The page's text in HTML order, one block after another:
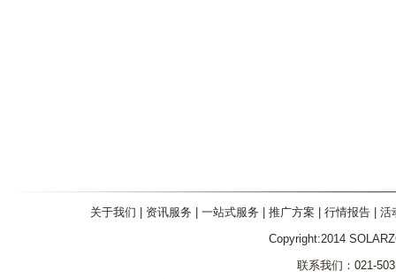
关于我们 资讯服务 一站式服务 推广方案 行情报告| 活
Copyright:2014
联系我们：021-